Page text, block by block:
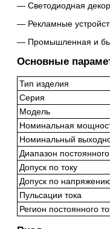
Светодиодная
Рекламные
Промышленная и
Основные
Тип изделия
Серия
Модель
Номинальная
Номинальный
Диапазон постоянного
Допуск по току
Допуск по
Пульсации тока
Регион постоянного